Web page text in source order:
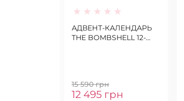
АДВЕНТ-КАЛЕНДАРЬ
THE BOMBSHELL 12-
HOLIDAY BOMBSHELL
SOIRÉE
15 590 грн
12 495 грн